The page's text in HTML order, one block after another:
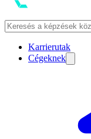
Karrierutak
Cégeknek